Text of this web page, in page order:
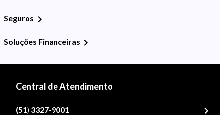
Seguros
Soluções Financeiras
Central de Atendimento
(51) 3327-9001